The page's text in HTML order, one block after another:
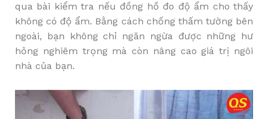
qua bài kiểm tra nếu đồng hồ đo độ ẩm cho thấy
không có độ ẩm. Bằng cách chống thấm tường bên
ngoài, bạn không chỉ ngăn ngừa được những hư
hỏng nghiêm trọng mà còn nâng cao giá trị ngôi
nhà của bạn.